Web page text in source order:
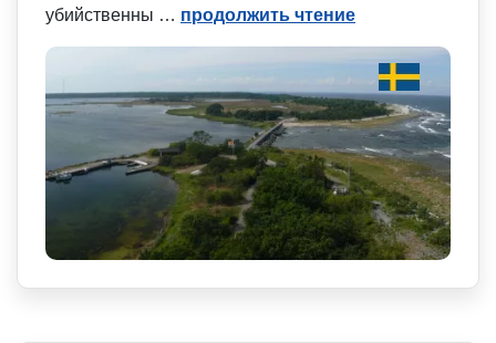
убийственны … продолжить чтение